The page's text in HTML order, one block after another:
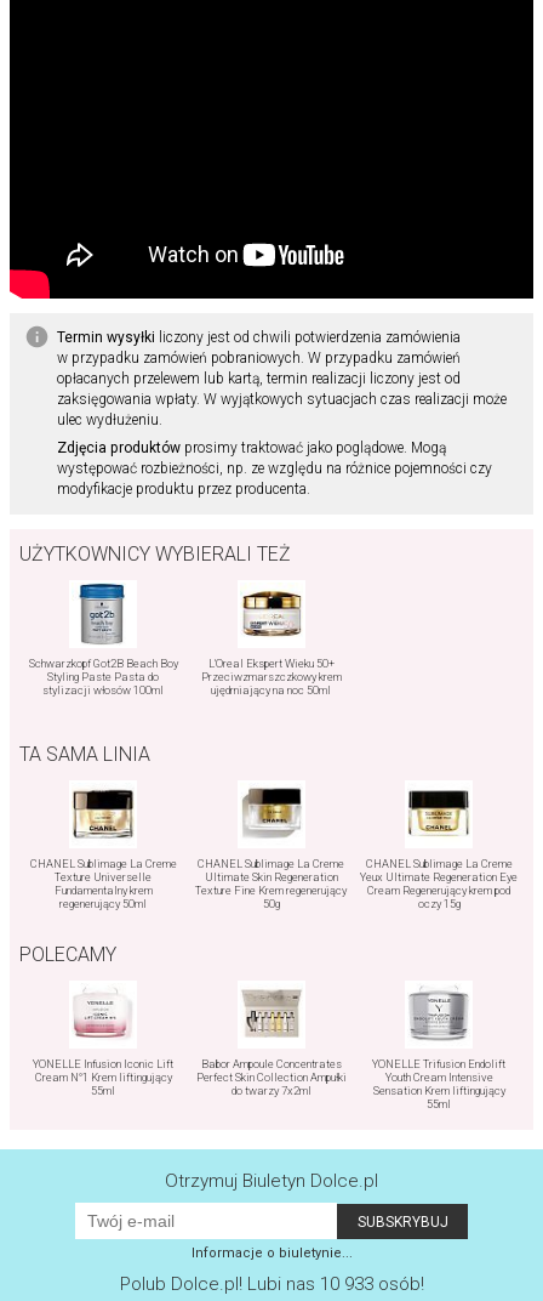
Termin wysyłki liczony jest od chwili potwierdzenia zamówienia
w przypadku zamówień pobraniowych. W przypadku zamówień
opłacanych przelewem lub kartą, termin realizacji liczony jest od
zaksięgowania wpłaty. W wyjątkowych sytuacjach czas realizacji może
ulec wydłużeniu.
Zdjęcia produktówprosimy traktować jako poglądowe. Mogą
występować rozbieżności, np. ze względu na różnice pojemności czy
modyfikacje produktu przez producenta.
UŻYTKOWNICY WYBIERALI TEŻ
Schwarzkopf Got2B Beach Boy
Styling Paste Pasta do
stylizacji włosów 100ml
L'Oreal Ekspert Wieku 50+
Przeciwzmarszczkowy krem
ujędrniający na noc 50ml
TA SAMA LINIA
CHANEL Sublimage La Creme
Texture Universelle
Fundamentalny krem
regenerujący 50ml
CHANEL Sublimage La Creme
Ultimate Skin Regeneration
Texture Fine Krem regenerujący
50g
CHANEL Sublimage La Creme
Yeux Ultimate Regeneration Eye
Cream Regenerujący krem pod
oczy 15g
POLECAMY
YONELLE Infusion Iconic Lift
Cream N°1 Krem liftingujący
55ml
Babor Ampoule Concentrates
Perfect Skin Collection Ampułki
do twarzy 7x2ml
YONELLE Trifusion Endolift
Youth Cream Intensive
Sensation Krem liftingujący
55ml
Otrzymuj Biuletyn Dolce.pl
Informacje o biuletynie...
Polub Dolce.pl ! Lubi nas 10 933 osób!